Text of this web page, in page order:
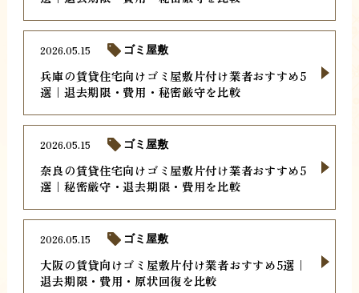
兵庫の賃貸住宅向けゴミ屋敷片付け業者おすすめ5
選｜退去期限・費用・秘密厳守を比較
2026.05.15 ゴミ屋敷
奈良の賃貸住宅向けゴミ屋敷片付け業者おすすめ5
選｜秘密厳守・退去期限・費用を比較
2026.05.15 ゴミ屋敷
大阪の賃貸向けゴミ屋敷片付け業者おすすめ5選｜
退去期限・費用・原状回復を比較
2026.05.15 ゴミ屋敷